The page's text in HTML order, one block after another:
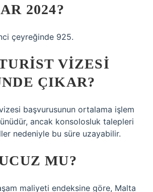
2024?
çeyreğinde 925.
VIZESI
ÇIKAR?
başvurusunun ortalama işlem
ancak konsolosluk talepleri
nedeniyle bu süre uzayabilir.
MU?
maliyeti endeksine göre, Malta